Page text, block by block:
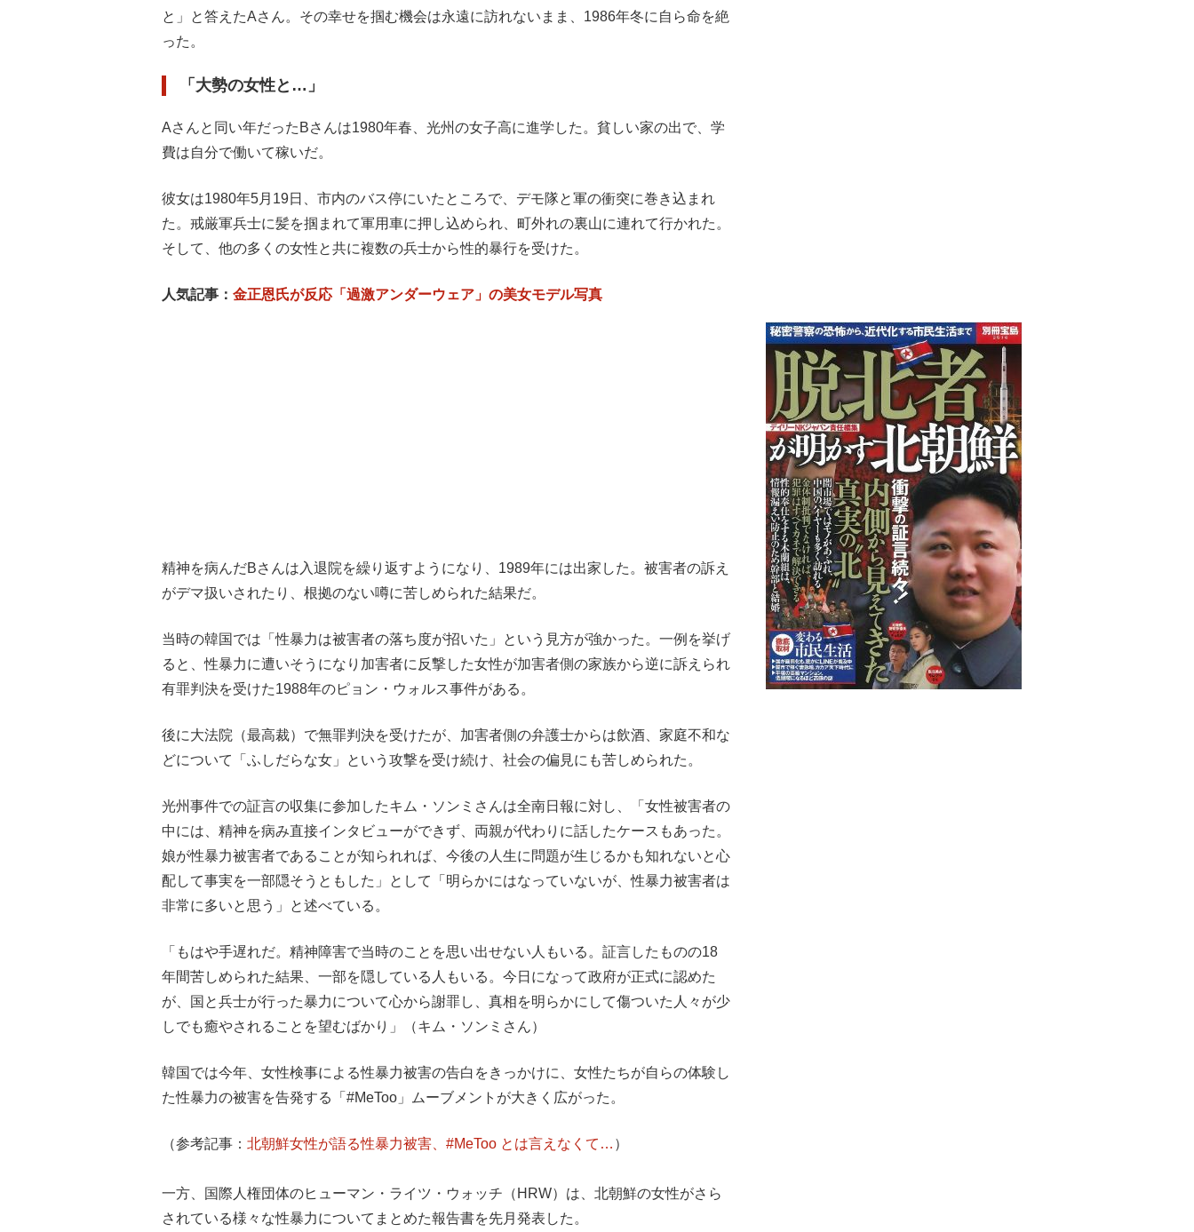
と」と答えたAさん。その幸せを掴む機会は永遠に訪れないまま、1986年冬に自ら命を絶
った。
「大勢の女性と…」
Aさんと同い年だったBさんは1980年春、光州の女子高に進学した。貧しい家の出で、学
費は自分で働いて稼いだ。
彼女は1980年5月19日、市内のバス停にいたところで、デモ隊と軍の衝突に巻き込まれ
た。戒厳軍兵士に髪を掴まれて軍用車に押し込められ、町外れの裏山に連れて行かれた。
そして、他の多くの女性と共に複数の兵士から性的暴行を受けた。
人気記事： 金正恩氏が反応「過激アンダーウェア」の美女モデル写真
精神を病んだBさんは入退院を繰り返すようになり、1989年には出家した。被害者の訴え
がデマ扱いされたり、根拠のない噂に苦しめられた結果だ。
当時の韓国では「性暴力は被害者の落ち度が招いた」という見方が強かった。一例を挙げ
ると、性暴力に遭いそうになり加害者に反撃した女性が加害者側の家族から逆に訴えられ
有罪判決を受けた1988年のピョン・ウォルス事件がある。
後に大法院（最高裁）で無罪判決を受けたが、加害者側の弁護士からは飲酒、家庭不和な
どについて「ふしだらな女」という攻撃を受け続け、社会の偏見にも苦しめられた。
光州事件での証言の収集に参加したキム・ソンミさんは全南日報に対し、「女性被害者の
中には、精神を病み直接インタビューができず、両親が代わりに話したケースもあった。
娘が性暴力被害者であることが知られれば、今後の人生に問題が生じるかも知れないと心
配して事実を一部隠そうともした」として「明らかにはなっていないが、性暴力被害者は
非常に多いと思う」と述べている。
「もはや手遅れだ。精神障害で当時のことを思い出せない人もいる。証言したものの18
年間苦しめられた結果、一部を隠している人もいる。今日になって政府が正式に認めた
が、国と兵士が行った暴力について心から謝罪し、真相を明らかにして傷ついた人々が少
しでも癒やされることを望むばかり」（キム・ソンミさん）
韓国では今年、女性検事による性暴力被害の告白をきっかけに、女性たちが自らの体験し
た性暴力の被害を告発する「#MeToo」ムーブメントが大きく広がった。
（参考記事： 北朝鮮女性が語る性暴力被害、#MeToo とは言えなくて… ）
一方、国際人権団体のヒューマン・ライツ・ウォッチ（HRW）は、北朝鮮の女性がさら
されている様々な性暴力についてまとめた報告書を先月発表した。